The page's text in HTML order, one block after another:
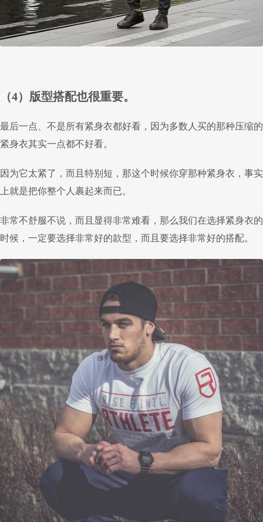
（4）版型搭配也很重要。
最后一点、不是所有紧身衣都好看，因为多数人买的那种压缩的
紧身衣其实一点都不好看。
因为它太紧了，而且特别短，那这个时候你穿那种紧身衣，事实
上就是把你整个人裹起来而已。
非常不舒服不说，而且显得非常难看，那么我们在选择紧身衣的
时候，一定要选择非常好的款型，而且要选择非常好的搭配。